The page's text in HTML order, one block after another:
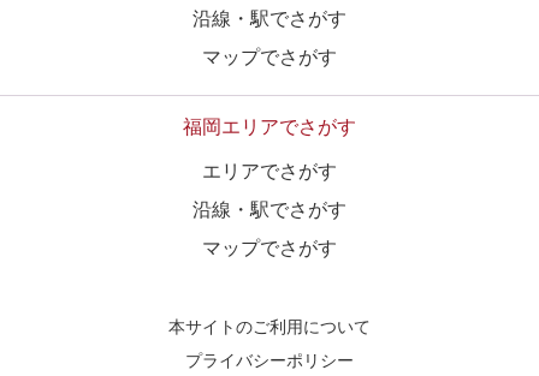
沿線・駅でさがす
マップでさがす
福岡エリアでさがす
エリアでさがす
沿線・駅でさがす
マップでさがす
本サイトのご利用について
プライバシーポリシー